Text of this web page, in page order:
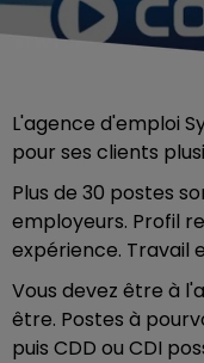
L'agence d'emploi
pour ses clients
Plus de 30 postes
employeurs. Profil
expérience. Travail
Vous devez être à
être. Postes à
puis CDD ou CDI